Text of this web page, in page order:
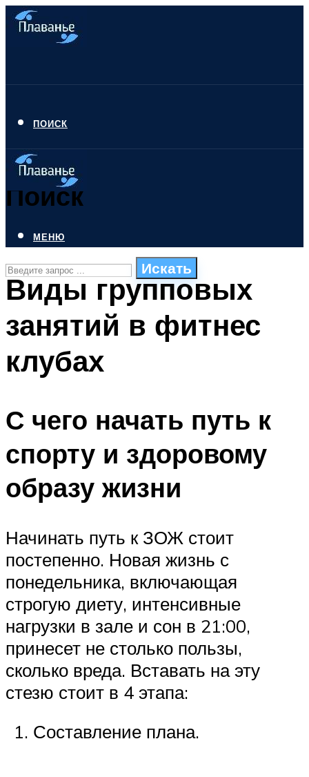
ПОИСК
Поиск
Искать
СТИЛИ ПЛАВАНЬЯ
ПЛАВАНЬЕ ДЛЯ ДЕТЕЙ
БАССЕЙН ДЛЯ ДОМА
МЕНЮ
МЕНЮ
Виды групповых
занятий в фитнес
клубах
С чего начать путь к
спорту и здоровому
образу жизни
Начинать путь к ЗОЖ стоит
постепенно. Новая жизнь с
понедельника, включающая
строгую диету, интенсивные
нагрузки в зале и сон в 21:00,
принесет не столько пользы,
сколько вреда. Вставать на эту
стезю стоит в 4 этапа:
Составление плана.